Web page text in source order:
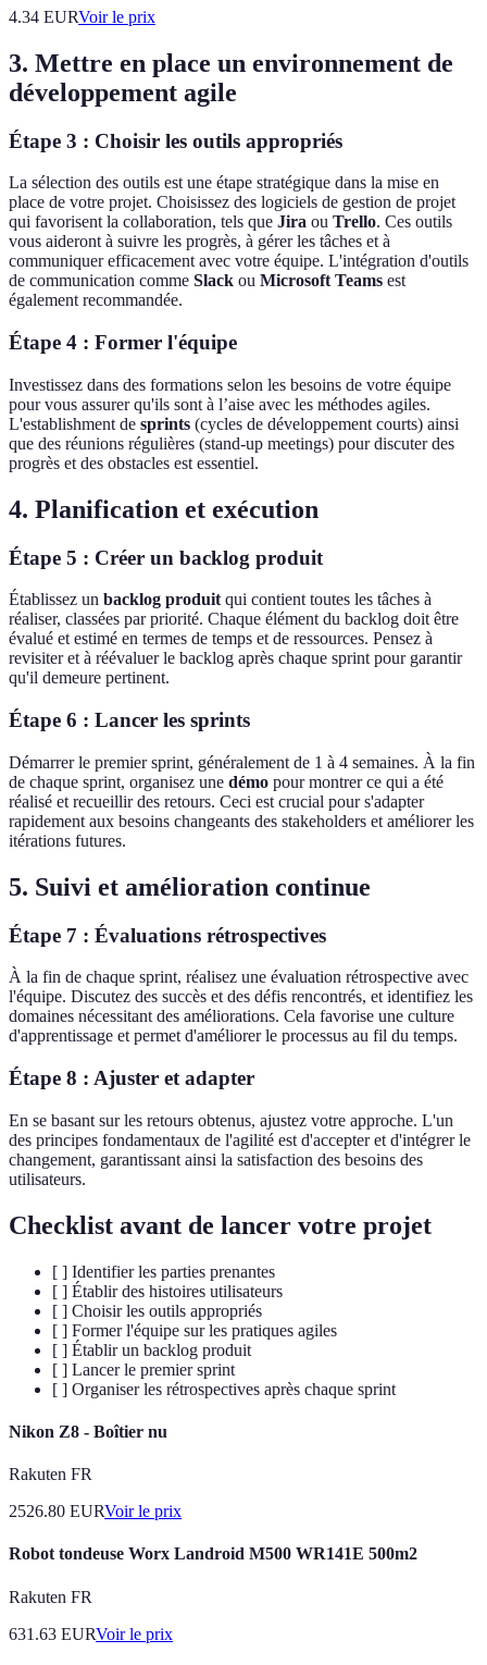
4.34 EURVoir le prix
3. Mettre en place un environnement de
développement agile
Étape 3 : Choisir les outils appropriés
La sélection des outils est une étape stratégique dans la mise en
place de votre projet. Choisissez des logiciels de gestion de projet
qui favorisent la collaboration, tels que Jira ou Trello. Ces outils
vous aideront à suivre les progrès, à gérer les tâches et à
communiquer efficacement avec votre équipe. L'intégration d'outils
de communication comme Slack ou Microsoft Teams est
également recommandée.
Étape 4 : Former l'équipe
Investissez dans des formations selon les besoins de votre équipe
pour vous assurer qu'ils sont à l’aise avec les méthodes agiles.
L'establishment de sprints (cycles de développement courts) ainsi
que des réunions régulières (stand-up meetings) pour discuter des
progrès et des obstacles est essentiel.
4. Planification et exécution
Étape 5 : Créer un backlog produit
Établissez un backlog produit qui contient toutes les tâches à
réaliser, classées par priorité. Chaque élément du backlog doit être
évalué et estimé en termes de temps et de ressources. Pensez à
revisiter et à réévaluer le backlog après chaque sprint pour garantir
qu'il demeure pertinent.
Étape 6 : Lancer les sprints
Démarrer le premier sprint, généralement de 1 à 4 semaines. À la fin
de chaque sprint, organisez une démo pour montrer ce qui a été
réalisé et recueillir des retours. Ceci est crucial pour s'adapter
rapidement aux besoins changeants des stakeholders et améliorer les
itérations futures.
5. Suivi et amélioration continue
Étape 7 : Évaluations rétrospectives
À la fin de chaque sprint, réalisez une évaluation rétrospective avec
l'équipe. Discutez des succès et des défis rencontrés, et identifiez les
domaines nécessitant des améliorations. Cela favorise une culture
d'apprentissage et permet d'améliorer le processus au fil du temps.
Étape 8 : Ajuster et adapter
En se basant sur les retours obtenus, ajustez votre approche. L'un
des principes fondamentaux de l'agilité est d'accepter et d'intégrer le
changement, garantissant ainsi la satisfaction des besoins des
utilisateurs.
Checklist avant de lancer votre projet
[ ] Identifier les parties prenantes
[ ] Établir des histoires utilisateurs
[ ] Choisir les outils appropriés
[ ] Former l'équipe sur les pratiques agiles
[ ] Établir un backlog produit
[ ] Lancer le premier sprint
[ ] Organiser les rétrospectives après chaque sprint
Nikon Z8 - Boîtier nu
Rakuten FR
2526.80 EURVoir le prix
Robot tondeuse Worx Landroid M500 WR141E 500m2
Rakuten FR
631.63 EURVoir le prix